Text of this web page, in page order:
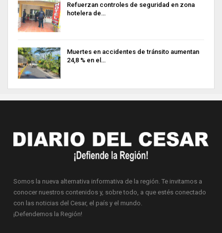
Refuerzan controles de seguridad en zona
hotelera de…
Muertes en accidentes de tránsito aumentan
24,8 % en el…
Somos la nueva alternativa informativa de la región. Te invitamos a
conocer nuestros contenidos y, sobre todo, a que estés conectado
con las noticias del Cesar, el país y el mundo.
¡Defendemos la Región!